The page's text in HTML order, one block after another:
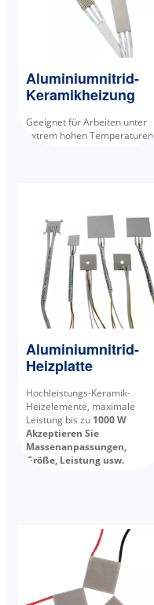
Aluminiumnitrid-
Keramikheizung
Geeignet für Arbeiten unter
extrem hohen Temperaturen.
Aluminiumnitrid-
Heizplatte
Hochleistungs-Keramik-
Heizelemente, maximale
Leistung bis zu 1000 W
Akzeptieren Sie
Massenanpassungen,
Größe, Leistung usw.